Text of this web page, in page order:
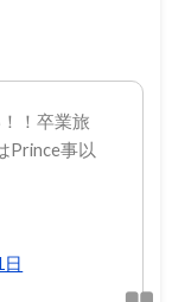
！卒業旅
Prince事以